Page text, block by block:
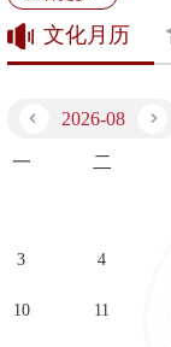
文化月历
2026 08
一 二
3 4
10 11